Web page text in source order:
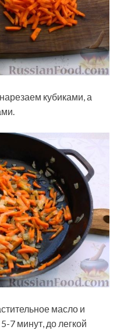
кубиками, а
масло и
7 минут, до легкой